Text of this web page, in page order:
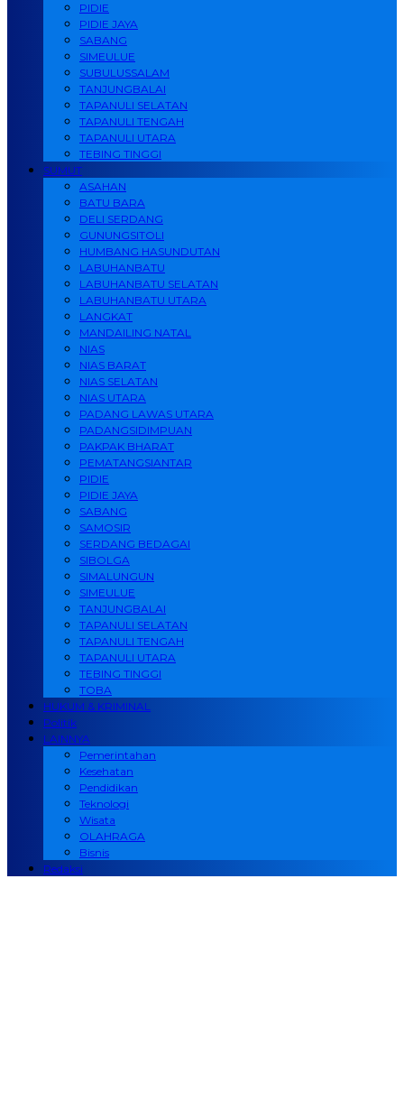
PIDIE
PIDIE JAYA
SABANG
SIMEULUE
SUBULUSSALAM
TANJUNGBALAI
TAPANULI SELATAN
TAPANULI TENGAH
TAPANULI UTARA
TEBING TINGGI
SUMUT
ASAHAN
BATU BARA
DELI SERDANG
GUNUNGSITOLI
HUMBANG HASUNDUTAN
LABUHANBATU
LABUHANBATU SELATAN
LABUHANBATU UTARA
LANGKAT
MANDAILING NATAL
NIAS
NIAS BARAT
NIAS SELATAN
NIAS UTARA
PADANG LAWAS UTARA
PADANGSIDIMPUAN
PAKPAK BHARAT
PEMATANGSIANTAR
PIDIE
PIDIE JAYA
SABANG
SAMOSIR
SERDANG BEDAGAI
SIBOLGA
SIMALUNGUN
SIMEULUE
TANJUNGBALAI
TAPANULI SELATAN
TAPANULI TENGAH
TAPANULI UTARA
TEBING TINGGI
TOBA
HUKUM & KRIMINAL
Politik
LAINNYA
Pemerintahan
Kesehatan
Pendidikan
Teknologi
Wisata
OLAHRAGA
Bisnis
Redaksi